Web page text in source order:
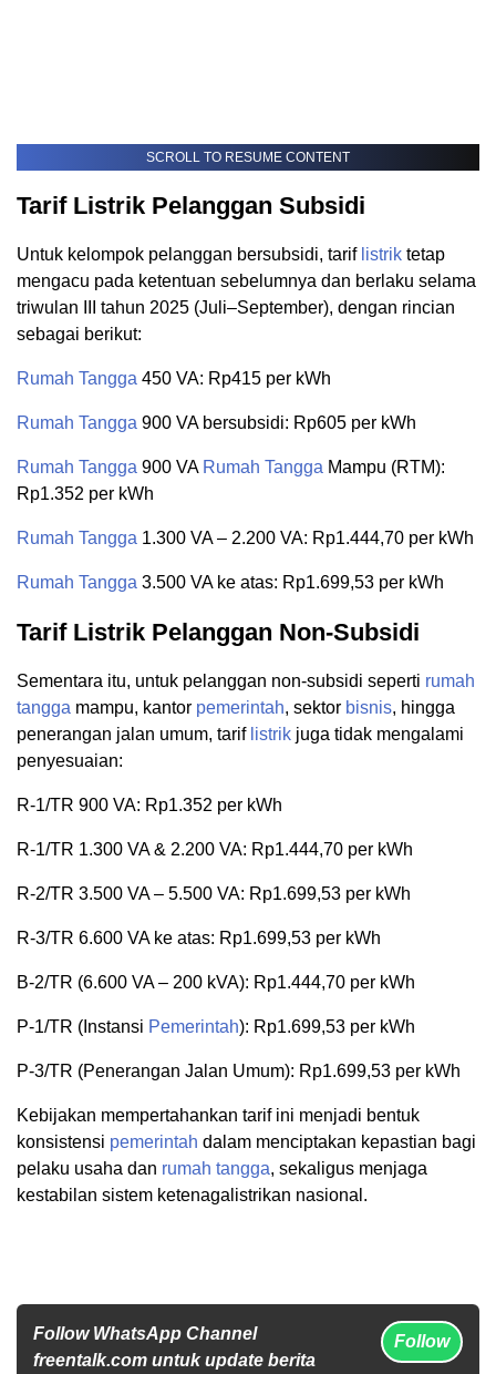
SCROLL TO RESUME CONTENT
Tarif Listrik Pelanggan Subsidi
Untuk kelompok pelanggan bersubsidi, tarif listrik tetap
mengacu pada ketentuan sebelumnya dan berlaku selama
triwulan III tahun 2025 (Juli–September), dengan rincian
sebagai berikut:
Rumah Tangga 450 VA: Rp415 per kWh
Rumah Tangga 900 VA bersubsidi: Rp605 per kWh
Rumah Tangga 900 VA Rumah Tangga Mampu (RTM):
Rp1.352 per kWh
Rumah Tangga 1.300 VA – 2.200 VA: Rp1.444,70 per kWh
Rumah Tangga 3.500 VA ke atas: Rp1.699,53 per kWh
Tarif Listrik Pelanggan Non-Subsidi
Sementara itu, untuk pelanggan non-subsidi seperti rumah
tangga mampu, kantor pemerintah, sektor bisnis, hingga
penerangan jalan umum, tarif listrik juga tidak mengalami
penyesuaian:
R-1/TR 900 VA: Rp1.352 per kWh
R-1/TR 1.300 VA & 2.200 VA: Rp1.444,70 per kWh
R-2/TR 3.500 VA – 5.500 VA: Rp1.699,53 per kWh
R-3/TR 6.600 VA ke atas: Rp1.699,53 per kWh
B-2/TR (6.600 VA – 200 kVA): Rp1.444,70 per kWh
P-1/TR (Instansi Pemerintah): Rp1.699,53 per kWh
P-3/TR (Penerangan Jalan Umum): Rp1.699,53 per kWh
Kebijakan mempertahankan tarif ini menjadi bentuk
konsistensi pemerintah dalam menciptakan kepastian bagi
pelaku usaha dan rumah tangga, sekaligus menjaga
kestabilan sistem ketenagalistrikan nasional.
Follow WhatsApp Channel
freentalk.com untuk update berita
Follow